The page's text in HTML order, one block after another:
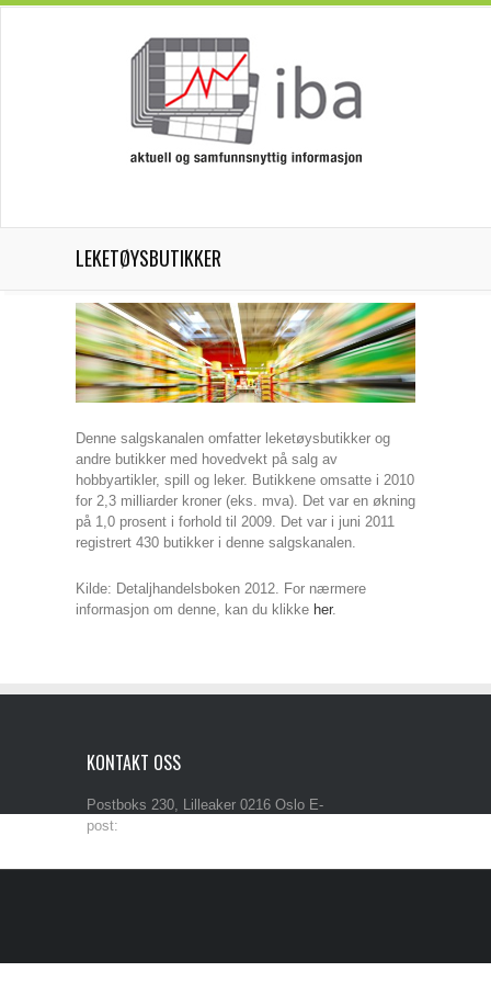
LEKETØYSBUTIKKER
Denne salgskanalen omfatter leketøysbutikker og
andre butikker med hovedvekt på salg av
hobbyartikler, spill og leker. Butikkene omsatte i 2010
for 2,3 milliarder kroner (eks. mva). Det var en økning
på 1,0 prosent i forhold til 2009. Det var i juni 2011
registrert 430 butikker i denne salgskanalen.
Kilde: Detaljhandelsboken 2012. For nærmere
informasjon om denne, kan du klikke her.
KONTAKT OSS
Postboks 230, Lilleaker 0216 Oslo E-
post: